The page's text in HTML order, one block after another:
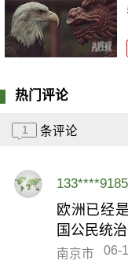
热门评论
1 条评论
133****9185
欧洲已经
国公民统
南京市 06-